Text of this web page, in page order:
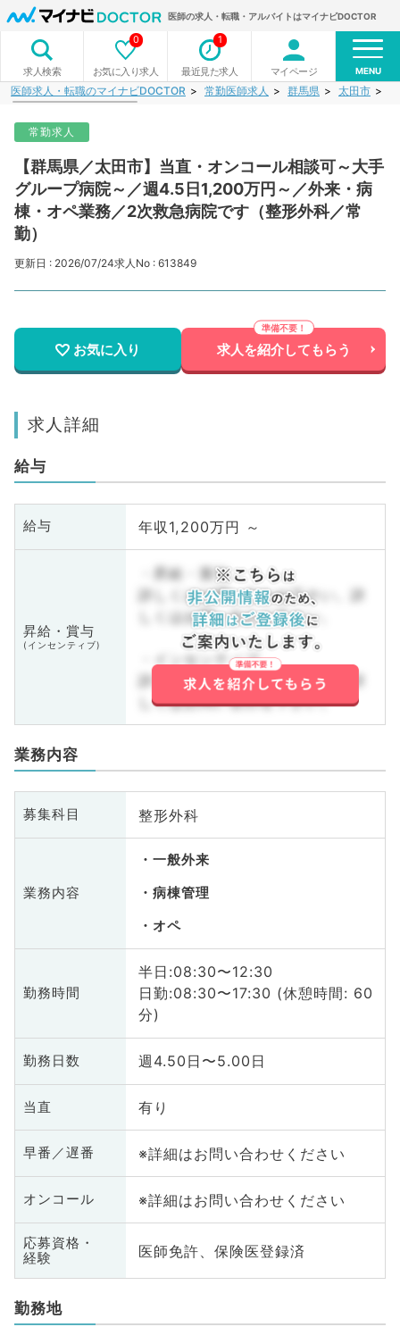
医師の求人・転職・アルバイトはマイナビDOCTOR
求人検索 お気に入り求人
0
最近見た求人
1
マイページ MENU
医師求人・転職のマイナビDOCTOR 常勤医師求人 群馬県 太田市
常勤求人
【群馬県／太田市】当直・オンコール相談可～大手
グループ病院～／週4.5日1,200万円～／外来・病
棟・オペ業務／2次救急病院です（整形外科／常
勤）
更新日 : 2026/07/24求人No : 613849
お気に入り 求人を紹介してもらう
求人詳細
給与
給与 年収1,200万円 ～
昇給・賞与
(インセンティブ)
・昇給・賞与
詳しくはお問い合わせ下さい。詳
しくはお問い合わせ下さい。
・インセンティブ
詳しくはお問い合わせ下さい。詳
しくはお問い合わせ下さい。
業務内容
募集科目 整形外科
業務内容
一般外来
病棟管理
オペ
勤務時間
半日:08:30〜12:30
日勤:08:30〜17:30 (休憩時間: 60
分)
勤務日数 週4.50日〜5.00日
当直 有り
早番／遅番 ※詳細はお問い合わせください
オンコール ※詳細はお問い合わせください
応募資格・
経験
医師免許、保険医登録済
勤務地